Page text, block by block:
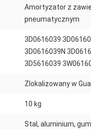
Amortyzator z
pneumatycznym
3D0616039
3D0616039N
3D5616039
Zlokalizowany w
10 kg
Stal, aluminium,